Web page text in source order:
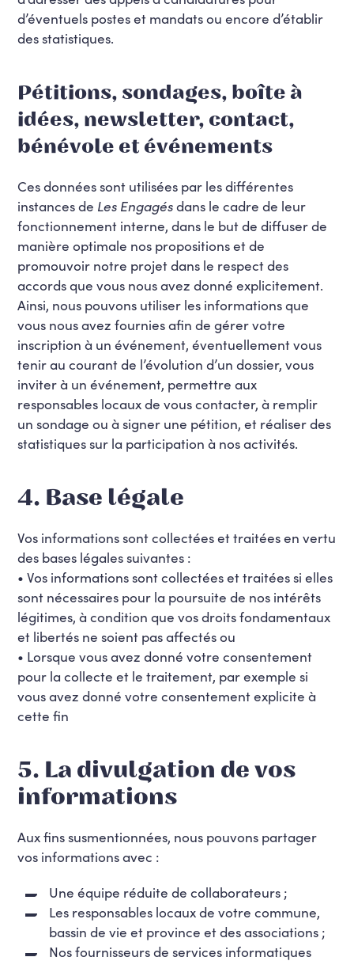
d’éventuels postes et mandats ou encore d’établir
des statistiques.
Pétitions, sondages, boîte à
idées, newsletter, contact,
bénévole et événements
Ces données sont utilisées par les différentes
instances de Les Engagésdans le cadre de leur
fonctionnement interne, dans le but de diffuser de
manière optimale nos propositions et de
promouvoir notre projet dans le respect des
accords que vous nous avez donné explicitement.
Ainsi, nous pouvons utiliser les informations que
vous nous avez fournies afin de gérer votre
inscription à un événement, éventuellement vous
tenir au courant de l’évolution d’un dossier, vous
inviter à un événement, permettre aux
responsables locaux de vous contacter, à remplir
un sondage ou à signer une pétition, et réaliser des
statistiques sur la participation à nos activités.
4. Base légale
Vos informations sont collectées et traitées en vertu
des bases légales suivantes :
• Vos informations sont collectées et traitées si elles
sont nécessaires pour la poursuite de nos intérêts
légitimes, à condition que vos droits fondamentaux
et libertés ne soient pas affectés ou
• Lorsque vous avez donné votre consentement
pour la collecte et le traitement, par exemple si
vous avez donné votre consentement explicite à
cette fin
5. La divulgation de vos
informations
Aux fins susmentionnées, nous pouvons partager
vos informations avec :
Une équipe réduite de collaborateurs ;
Les responsables locaux de votre commune,
bassin de vie et province et des associations ;
Nos fournisseurs de services informatiques